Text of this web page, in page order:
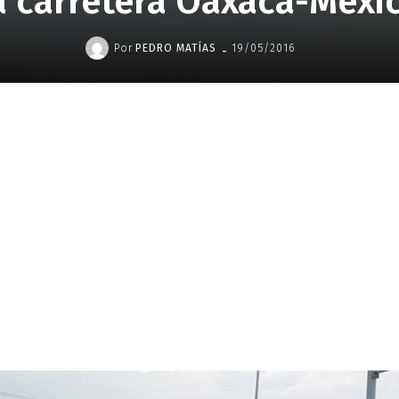
Por PEDRO MATÍAS - 19/05/2016